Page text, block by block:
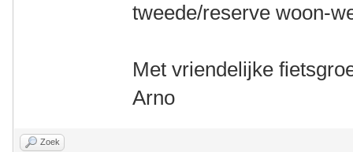
tweede/reserve woon-
Met vriendelijke
Arno
Zoek